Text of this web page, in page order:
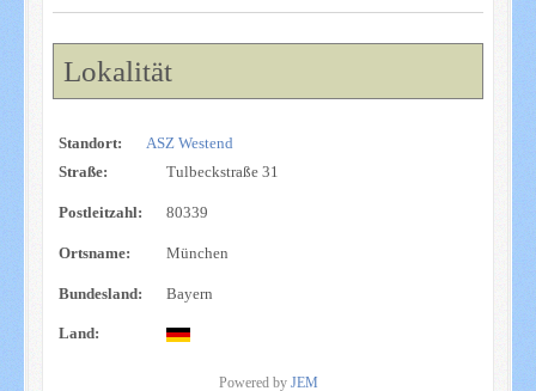
Lokalität
Standort:
ASZ Westend
Straße:
Tulbeckstraße 31
Postleitzahl: 80339
Ortsname: München
Bundesland: Bayern
Land:
Powered by JEM